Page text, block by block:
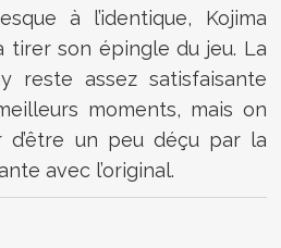
à l’identique, Kojima
tirer son épingle du jeu. La
reste assez satisfaisante
moments, mais on
d’être un peu déçu par la
avec l’original.